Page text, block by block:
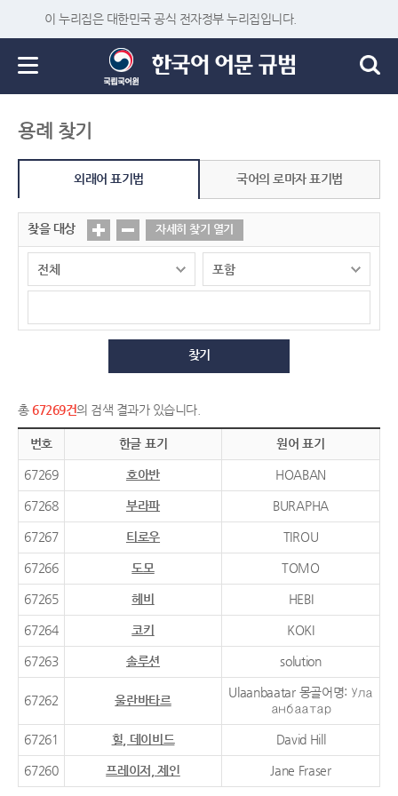
이 누리집은 대한민국 공식 전자정부 누리집입니다.
용례 찾기
외래어 표기법 국어의 로마자 표기법
찾을 대상 자세히 찾기 열기
찾기
총 67269건의 검색 결과가 있습니다.
번호 한글 표기 원어 표기
67269 호아반 HOABAN
67268 부라파 BURAPHA
67267 티로우 TIROU
67266 도모 TOMO
67265 헤비 HEBI
67264 코키 KOKI
67263 솔루션 solution
67262 울란바타르
Ulaanbaatar 몽골어명: Ула
анбаатар
67261 힐, 데이비드 David Hill
67260 프레이저, 제인 Jane Fraser